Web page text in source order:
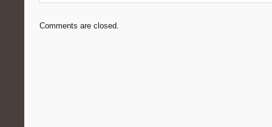
Comments are closed.